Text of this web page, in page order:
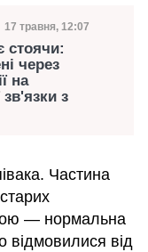
Дата публікації
17 травня, 12:07
стоячи:
через
на
зв'язки з
Частина
— нормальна
відмовилися від